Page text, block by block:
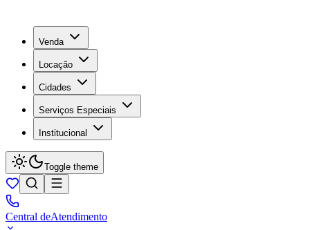
Venda
Locação
Cidades
Serviços Especiais
Institucional
Toggle theme
Central deAtendimento